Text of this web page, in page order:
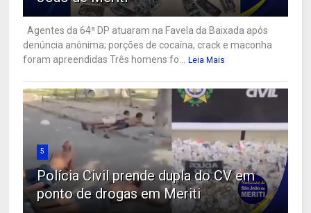
Agentes da 64ª DP atuaram na Favela da Baixada após
denúncia anônima; porções de cocaína, crack e maconha
foram apreendidas Três homens fo... Leia Mais
5
Polícia Civil prende dupla do CV em
ponto de drogas em Meriti